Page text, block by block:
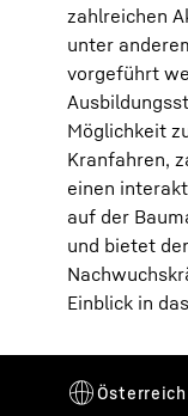
zahlreichen
unter
vorgeführt
Möglichkeit
Kranfahren,
einen
auf der
und bietet
Einblick in